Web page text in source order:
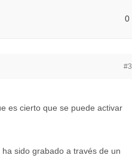
0
#3
es cierto que se puede activar
sido grabado a través de un